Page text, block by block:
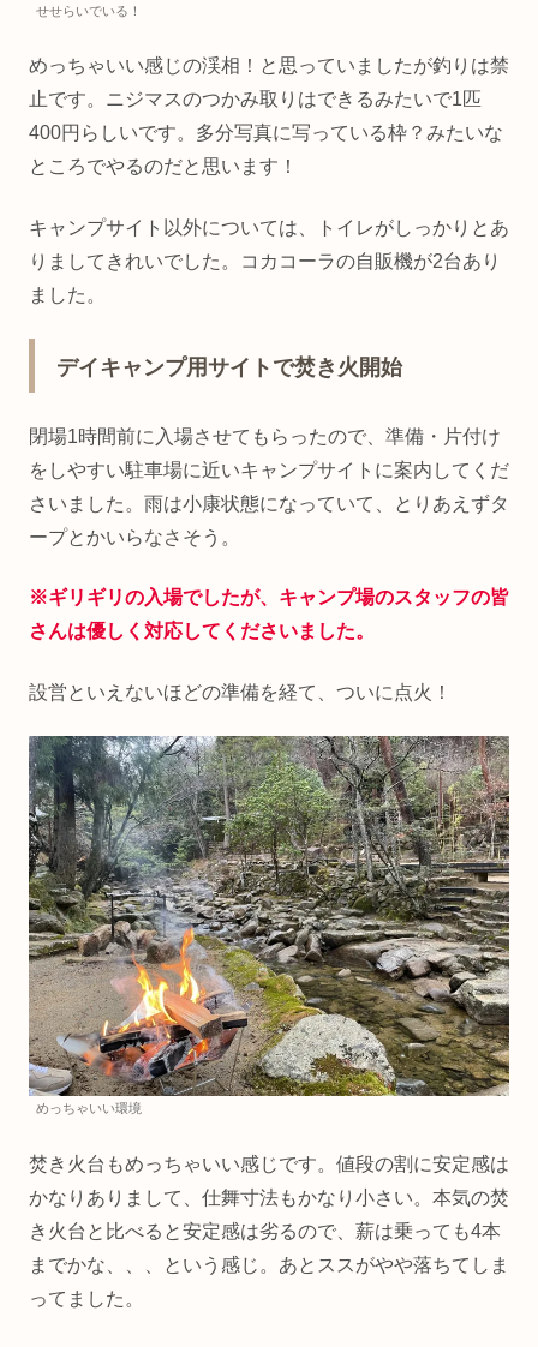
せせらいでいる！
めっちゃいい感じの渓相！と思っていましたが釣りは禁
止です。ニジマスのつかみ取りはできるみたいで1匹
400円らしいです。多分写真に写っている枠？みたいな
ところでやるのだと思います！
キャンプサイト以外については、トイレがしっかりとあ
りましてきれいでした。コカコーラの自販機が2台あり
ました。
デイキャンプ用サイトで焚き火開始
閉場1時間前に入場させてもらったので、準備・片付け
をしやすい駐車場に近いキャンプサイトに案内してくだ
さいました。雨は小康状態になっていて、とりあえずタ
ープとかいらなさそう。
※ギリギリの入場でしたが、キャンプ場のスタッフの皆
さんは優しく対応してくださいました。
設営といえないほどの準備を経て、ついに点火！
めっちゃいい環境
焚き火台もめっちゃいい感じです。値段の割に安定感は
かなりありまして、仕舞寸法もかなり小さい。本気の焚
き火台と比べると安定感は劣るので、薪は乗っても4本
までかな、、、という感じ。あとススがやや落ちてしま
ってました。